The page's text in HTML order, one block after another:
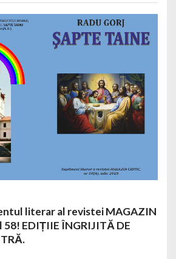
literar al revistei MAGAZIN
58! EDIȚIIE ÎNGRIJITĂ DE